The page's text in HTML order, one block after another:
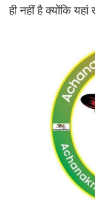
ही नहीं है क्योंकि